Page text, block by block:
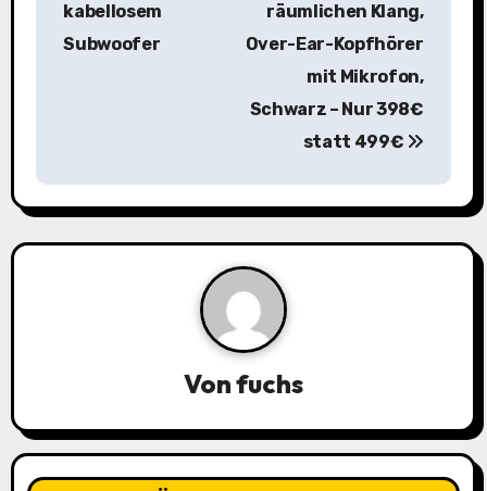
n
a
t
kabellosem
Subwoofer
räumlichen Klang,
Over-Ear-Kopfhörer
mit Mikrofon,
Schwarz – Nur 398€
statt 499€
Vonfuchs